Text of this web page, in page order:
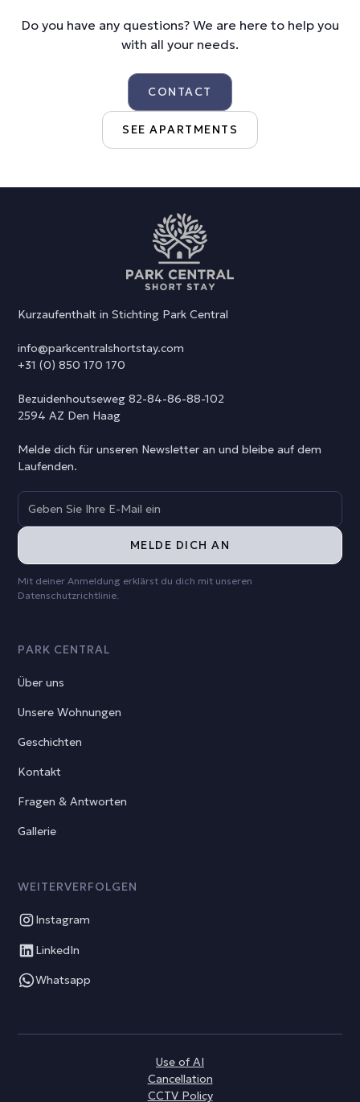
Do you have any questions? We are here to help you
with all your needs.
CONTACT
SEE APARTMENTS
Kurzaufenthalt in Stichting Park Central
info@parkcentralshortstay.com
+31 (0) 850 170 170
Bezuidenhoutseweg 82-84-86-88-102
2594 AZ Den Haag
Melde dich für unseren Newsletter an und bleibe auf dem
Laufenden.
Mit deiner Anmeldung erklärst du dich mit unseren
Datenschutzrichtlinie
PARK CENTRAL
Über uns
Unsere Wohnungen
Geschichten
Kontakt
Fragen & Antworten
Gallerie
WEITERVERFOLGEN
Instagram
LinkedIn
Whatsapp
Use of AI
Cancellation
CCTV Policy